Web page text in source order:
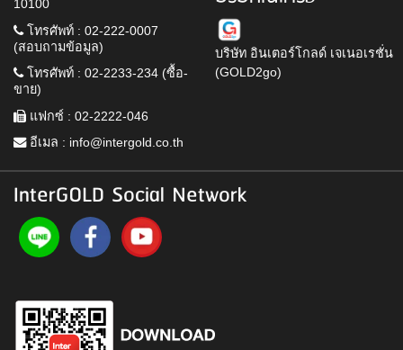
10100
โทรศัพท์ : 02-222-0007
(สอบถามข้อมูล)
โทรศัพท์ : 02-2233-234 (ซื้อ-
ขาย)
แฟกซ์ : 02-2222-046
อีเมล : info@intergold.co.th
บริษัท อินเตอร์โกลด์ เจเนอเรชั่น
(GOLD2go)
InterGOLD Social Network